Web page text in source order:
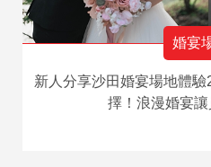
婚宴
新人分享沙田婚宴場地體
擇！浪漫婚宴